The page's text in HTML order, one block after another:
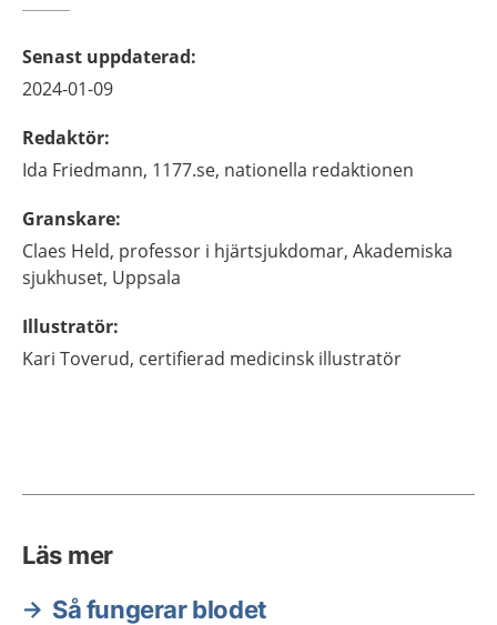
Senast uppdaterad:
2024-01-09
Redaktör:
Ida Friedmann, 1177.se, nationella redaktionen
Granskare:
Claes Held, professor i hjärtsjukdomar, Akademiska
sjukhuset, Uppsala
Illustratör:
Kari Toverud, certifierad medicinsk illustratör
Läs mer
Så fungerar blodet